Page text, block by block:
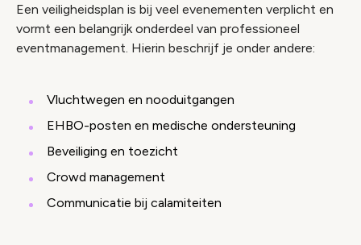
Een veiligheidsplan is bij veel evenementen verplicht en
vormt een belangrijk onderdeel van professioneel
eventmanagement. Hierin beschrijf je onder andere:
Vluchtwegen en nooduitgangen
EHBO-posten en medische ondersteuning
Beveiliging en toezicht
Crowd management
Communicatie bij calamiteiten